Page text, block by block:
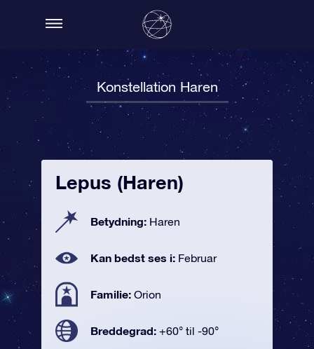
Konstellation Haren
Lepus (Haren)
Betydning: Haren
Kan bedst ses i: Februar
Familie: Orion
Breddegrad: +60° til -90°